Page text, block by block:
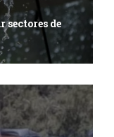
de